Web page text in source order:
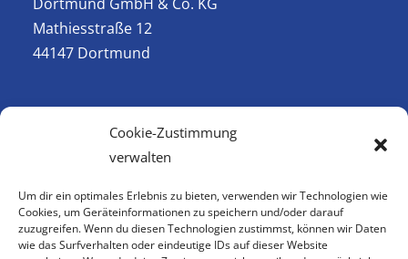
Cookie-Zustimmung
verwalten
Um dir ein optimales Erlebnis zu bieten, verwenden wir Technologien wie
Cookies, um Geräteinformationen zu speichern und/oder darauf
zuzugreifen. Wenn du diesen Technologien zustimmst, können wir Daten
wie das Surfverhalten oder eindeutige IDs auf dieser Website
Mathiesstraße 12
44147 Dortmund
Vertreten durch die Geschäftsführung: